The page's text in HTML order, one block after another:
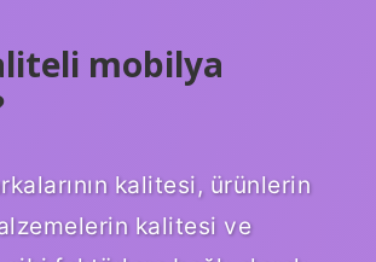
mobilya
kalitesi, ürünlerin
kalitesi ve